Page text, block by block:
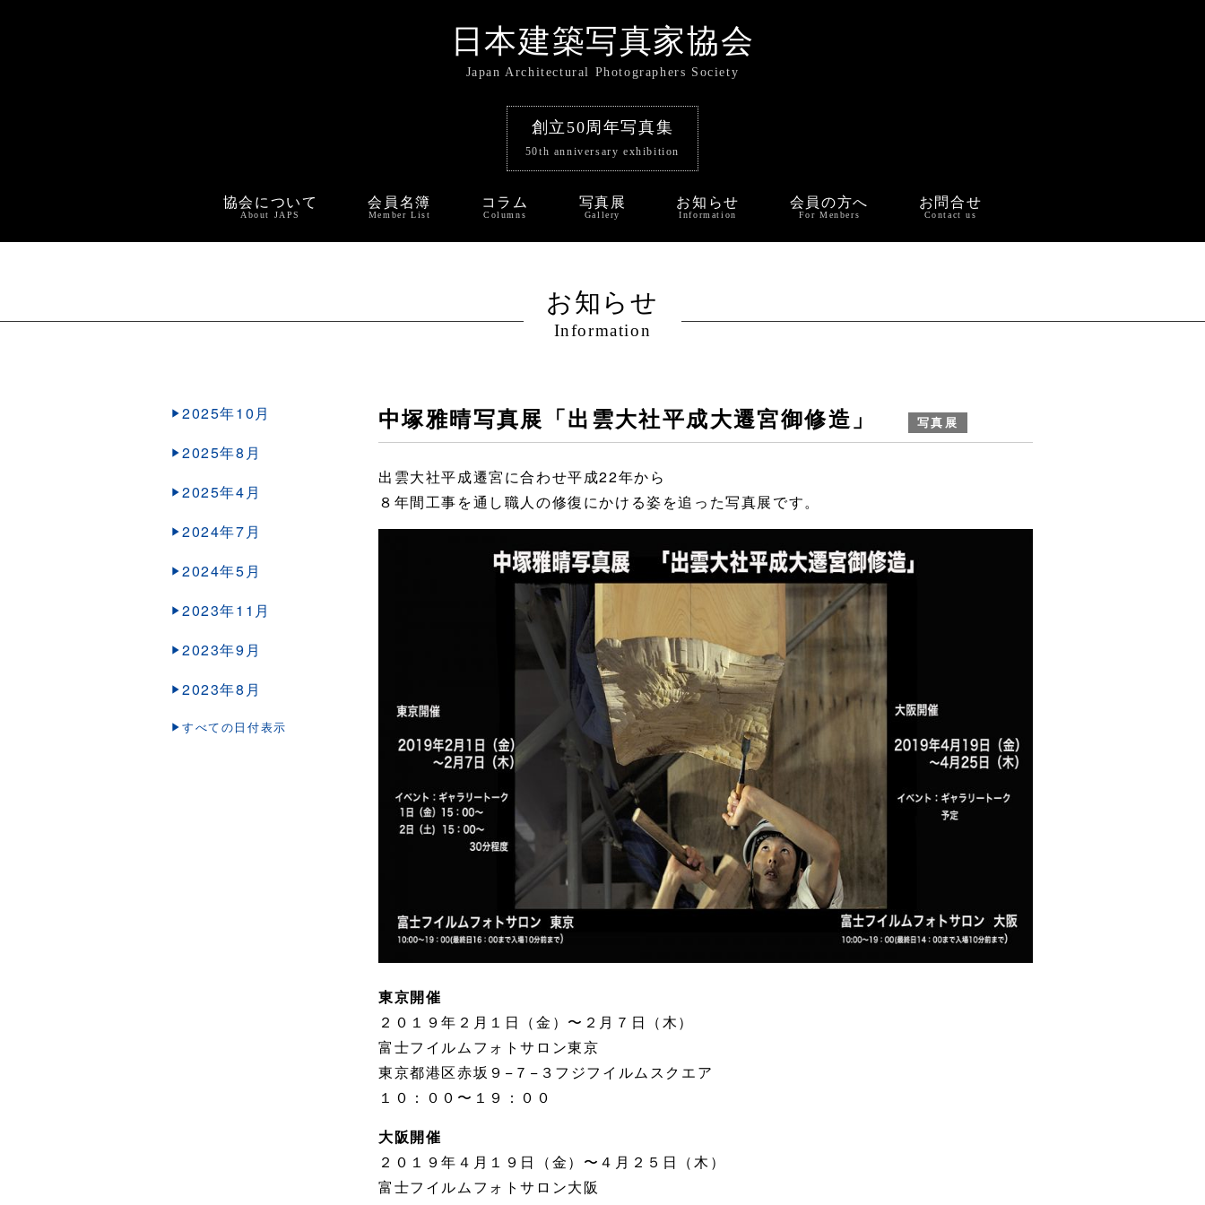
日本建築写真家協会
Japan Architectural Photographers Society
創立50周年写真集
50th anniversary exhibition
協会について
About JAPS
会員名簿
Member List
コラム
Columns
写真展
Gallery
お知らせ
Information
会員の方へ
For Menbers
お問合せ
Contact us
お知らせ
Information
2025年10月
2025年8月
2025年4月
2024年7月
2024年5月
2023年11月
2023年9月
2023年8月
すべての日付表示
中塚雅晴写真展「出雲大社平成大遷宮御修造」 写真展
出雲大社平成遷宮に合わせ平成22年から
８年間工事を通し職人の修復にかける姿を追った写真展です。
東京開催
２０１９年２月１日（金）〜２月７日（木）
富士フイルムフォトサロン東京
東京都港区赤坂９−７−３フジフイルムスクエア
１０：００〜１９：００
大阪開催
２０１９年４月１９日（金）〜４月２５日（木）
富士フイルムフォトサロン大阪